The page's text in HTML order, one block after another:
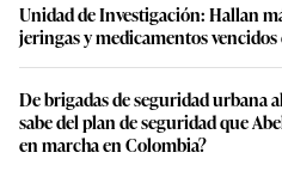
Unidad de Investigación: Hallan
jeringas y medicamentos
De brigadas de seguridad urbana
sabe del plan de seguridad que
en marcha en Colombia?